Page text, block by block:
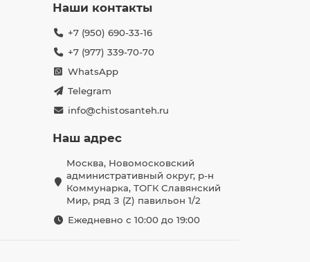
Наши контакты
+7 (950) 690-33-16
+7 (977) 339-70-70
WhatsApp
Telegram
info@chistosanteh.ru
Наш адрес
Москва, Новомосковский
административный округ, р-н
Коммунарка, ТОГК Славянский
Мир, ряд З (Z) павильон 1/2
Ежедневно с 10:00 до 19:00